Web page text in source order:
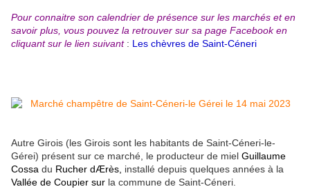
Pour connaitre son calendrier de présence sur les marchés et en
savoir plus, vous pouvez la retrouver sur sa page Facebook en
cliquant sur le lien suivant : Les chèvres de Saint-Céneri
Autre Girois (les Girois sont les habitants de Saint-Céneri-le-
Gérei) présent sur ce marché, le producteur de miel Guillaume
Cossa du Rucher dÆrès, installé depuis quelques années à la
Vallée de Coupier sur la commune de Saint-Céneri.